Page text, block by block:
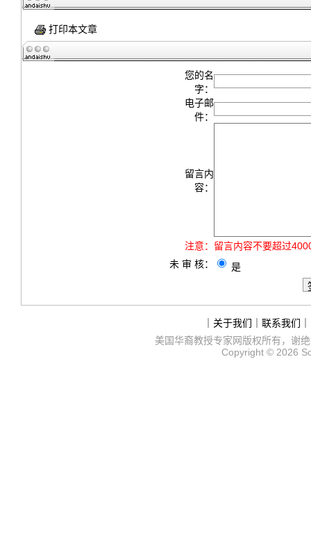
打印本文章
您的名
字：
电子邮
件：
留言内
容：
注意： 留言内容不要超过
未 审 核：
是
关于我们 联系我们
美国华裔教授专家网版权所有，谢
Copyright © 2026